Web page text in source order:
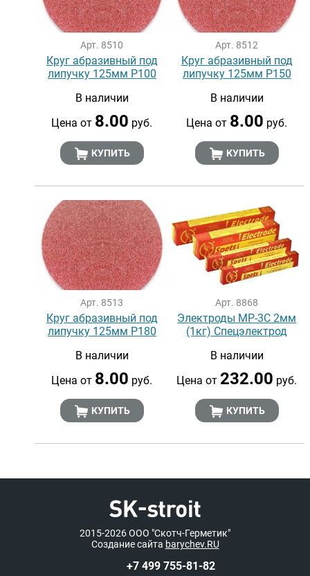
Арт. 8510
Круг абразивный под
липучку 125мм Р100
В наличии
Цена от 8.00 руб.
КУПИТЬ
Арт. 8512
Круг абразивный под
липучку 125мм Р150
В наличии
Цена от 8.00 руб.
КУПИТЬ
Арт. 8513
Круг абразивный под
липучку 125мм Р180
В наличии
Цена от 8.00 руб.
КУПИТЬ
Арт. 8868
Электроды МР-3С 2мм
(1кг) Спецэлектрод
В наличии
Цена от 232.00 руб.
КУПИТЬ
2015-2026ООО "Скотч-Герметик"
Создание сайта barychev.RU
+7 499 755-81-82